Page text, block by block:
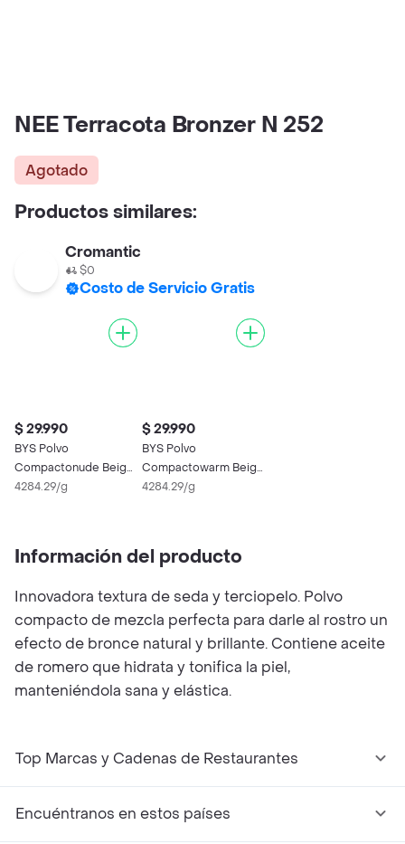
NEE Terracota Bronzer N 252
Agotado
Productos similares:
Cromantic
$0
Costo de Servicio Gratis
$ 29.990
BYS Polvo
Compactonude Beige
7G
4284.29/g
$ 29.990
BYS Polvo
Compactowarm Beige
7G
4284.29/g
Información del producto
Innovadora textura de seda y terciopelo. Polvo
compacto de mezcla perfecta para darle al rostro un
efecto de bronce natural y brillante. Contiene aceite
de romero que hidrata y tonifica la piel,
manteniéndola sana y elástica.
Top Marcas y Cadenas de Restaurantes
Encuéntranos en estos países